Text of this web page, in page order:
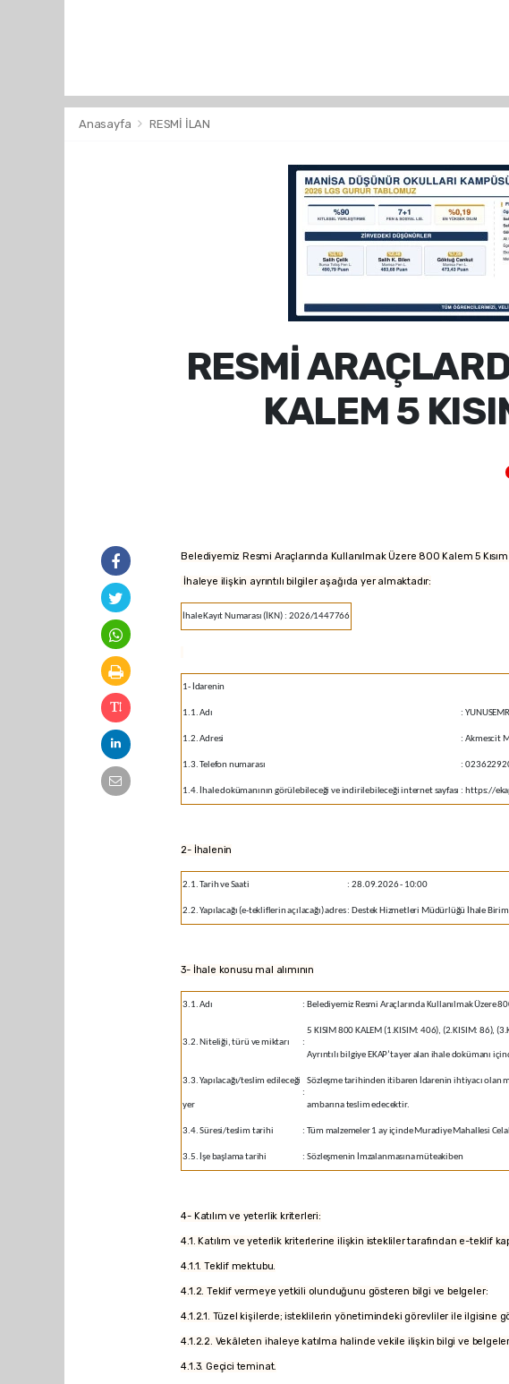
Anasayfa RESMİ İLAN
RESMİ
KALEM 5
Belediyemiz Resmi Araçlarında Kullanılmak Üzere 800 Kalem 5
İhaleye ilişkin ayrıntılı bilgiler aşağıda yer almaktadır:
İhale Kayıt Numarası (İKN) : 2026/1447766
1- İdarenin
1.1. Adı :
1.2. Adresi : Akmescit
1.3. Telefon numarası :
1.4. İhale dokümanının görülebileceği ve indirilebileceği internet sayfası : https://
2- İhalenin
2.1. Tarih ve Saati : 28.09.2026 - 10:00
2.2. Yapılacağı (e-tekliflerin açılacağı) adres : Destek Hizmetleri Müdürlüğü İhale
3- İhale konusu mal alımının
3.1. Adı : Belediyemiz Resmi Araçlarında Kullanılmak Üzere
3.2. Niteliği, türü ve miktarı :
5 KISIM 800 KALEM (1.KISIM: 406), (2.KISIM: 86),
Ayrıntılı bilgiye EKAP’ta yer alan ihale dokümanı
3.3. Yapılacağı/teslim edileceği
yer
:
Sözleşme tarihinden itibaren İdarenin ihtiyacı olan
ambarına teslim edecektir.
3.4. Süresi/teslim tarihi : Tüm malzemeler 1 ay içinde Muradiye Mahallesi
3.5. İşe başlama tarihi : Sözleşmenin İmzalanmasına müteakiben
4- Katılım ve yeterlik kriterleri:
4.1. Katılım ve yeterlik kriterlerine ilişkin istekliler tarafından e-teklif
4.1.1. Teklif mektubu.
4.1.2. Teklif vermeye yetkili olunduğunu gösteren bilgi ve belgeler:
4.1.2.1. Tüzel kişilerde; isteklilerin yönetimindeki görevliler ile ilgisine
4.1.2.2. Vekâleten ihaleye katılma halinde vekile ilişkin bilgi ve
4.1.3. Geçici teminat.